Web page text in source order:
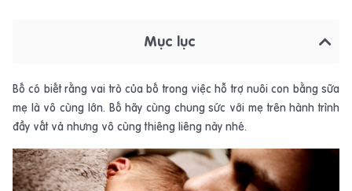
Mục lục
Bố có biết rằng vai trò của bố trong việc hỗ trợ nuôi con bằng sữa
mẹ là vô cùng lớn. Bố hãy cùng chung sức với mẹ trên hành trình
đầy vất vả nhưng vô cùng thiêng liêng này nhé.